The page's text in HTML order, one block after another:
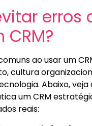
erros
ao usar um
cultura
Abaixo, veja
um CRM
reais: